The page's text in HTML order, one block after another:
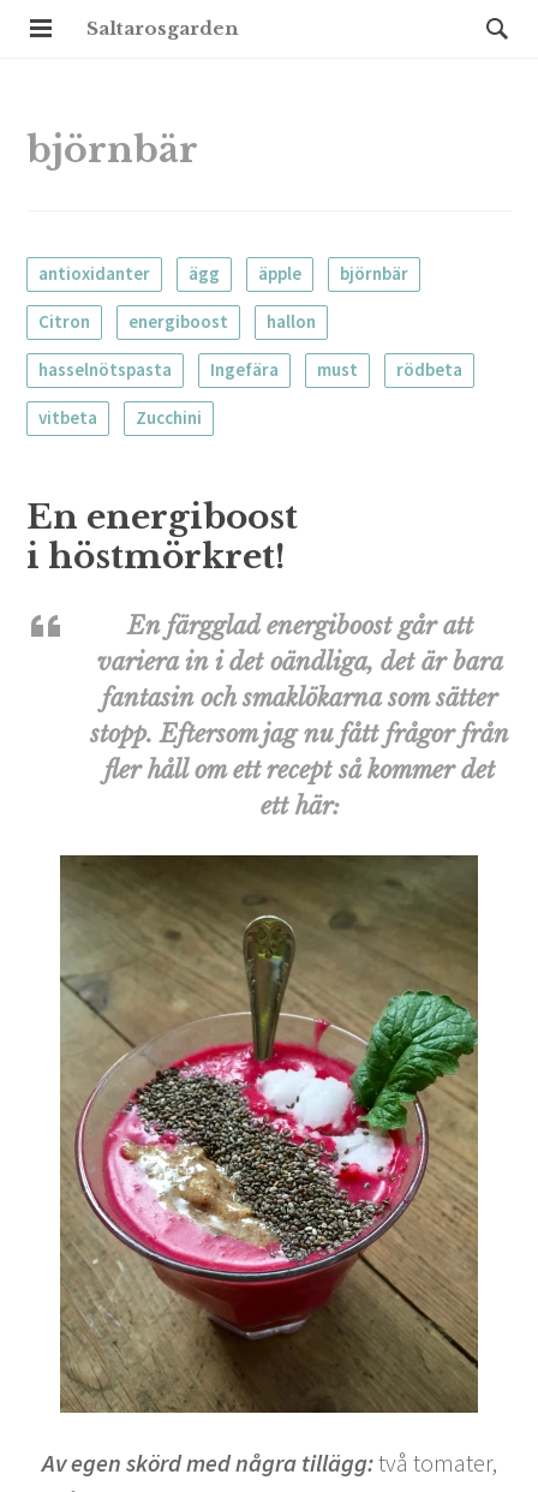
Saltarosgarden
björnbär
antioxidanter ägg äpple björnbär
Citron energiboost hallon
hasselnötspasta Ingefära must rödbeta
vitbeta Zucchini
En energiboost
i höstmörkret!
En färgglad energiboost går att
variera in i det oändliga, det är bara
fantasin och smaklökarna som sätter
stopp. Eftersom jag nu fått frågor från
fler håll om ett recept så kommer det
ett här:
Av egen skörd med några tillägg:två tomater,